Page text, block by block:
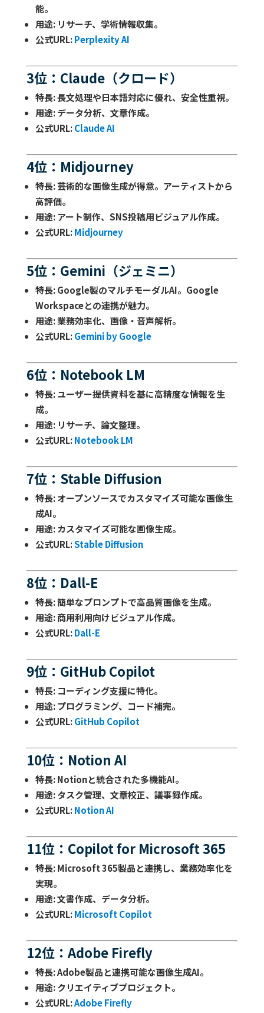
能。
用途: リサーチ、学術情報収集。
公式URL:Perplexity AI
3位：Claude（クロード）
特長: 長文処理や日本語対応に優れ、安全性重視。
用途: データ分析、文章作成。
公式URL:Claude AI
4位：Midjourney
特長: 芸術的な画像生成が得意。アーティストから
高評価。
用途: アート制作、SNS投稿用ビジュアル作成。
公式URL:Midjourney
5位：Gemini（ジェミニ）
特長: Google製のマルチモーダルAI。Google
Workspaceとの連携が魅力。
用途: 業務効率化、画像・音声解析。
公式URL:Gemini by Google
6位：Notebook LM
特長: ユーザー提供資料を基に高精度な情報を生
成。
用途: リサーチ、論文整理。
公式URL:Notebook LM
7位：Stable Diffusion
特長: オープンソースでカスタマイズ可能な画像生
成AI。
用途: カスタマイズ可能な画像生成。
公式URL:Stable Diffusion
8位：Dall-E
特長: 簡単なプロンプトで高品質画像を生成。
用途: 商用利用向けビジュアル作成。
公式URL:Dall-E
9位：GitHub Copilot
特長: コーディング支援に特化。
用途: プログラミング、コード補完。
公式URL:GitHub Copilot
10位：Notion AI
特長: Notionと統合された多機能AI。
用途: タスク管理、文章校正、議事録作成。
公式URL:Notion AI
11位：Copilot for Microsoft 365
特長: Microsoft 365製品と連携し、業務効率化を
実現。
用途: 文書作成、データ分析。
公式URL:Microsoft Copilot
12位：Adobe Firefly
特長: Adobe製品と連携可能な画像生成AI。
用途: クリエイティブプロジェクト。
公式URL:Adobe Firefly